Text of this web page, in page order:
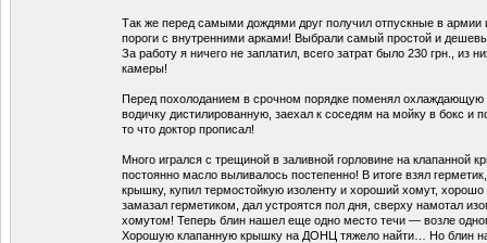
Так же перед самыми дождями друг получил отпускные в армии
пороги с внутренними арками! Выбрали самый простой и
За работу я ничего не заплатил, всего затрат было 230 грн., из
камеры!
Перед похолоданием в срочном порядке поменял охлаждающую
водичку дистилированную, заехал к соседям на мойку в бокс и
то что доктор прописал!
Много игрался с трещиной в заливной горловине на клапанной
постоянно масло выливалось постепенно! В итоге взял
крышку, купил термостойкую изоленту и хороший хомут,
замазал герметиком, дал устроятся пол дня, сверху намотал
хомутом! Теперь блин нашел еще одно место течи — возле
Хорошую клапанную крышку на ДОНЦ тяжело найти… Но блин